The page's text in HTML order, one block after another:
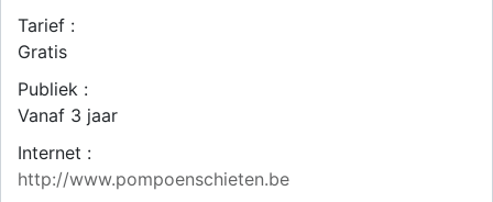
Tarief :
Gratis
Publiek :
Vanaf 3 jaar
Internet :
http://www.pompoenschieten.be